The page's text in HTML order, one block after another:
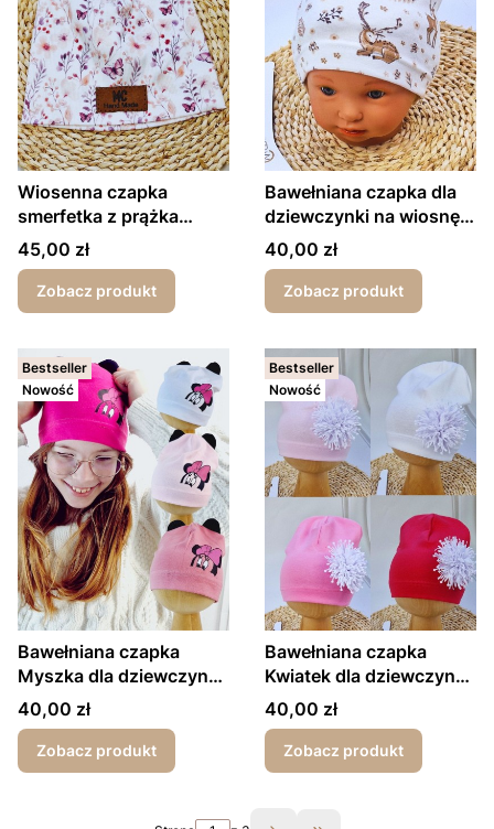
Wiosenna czapka
smerfetka z prążka
motylki
Cena
45,00 zł
Zobacz produkt
Bawełniana czapka dla
dziewczynki na wiosnę
Sarenki
Cena
40,00 zł
Zobacz produkt
Bestseller
Nowość
Bawełniana czapka
Myszka dla dziewczynki
wiosna-jesień
Cena
40,00 zł
Zobacz produkt
Bestseller
Nowość
Bawełniana czapka
Kwiatek dla dziewczynki
wiosna-jesień
Cena
40,00 zł
Zobacz produkt